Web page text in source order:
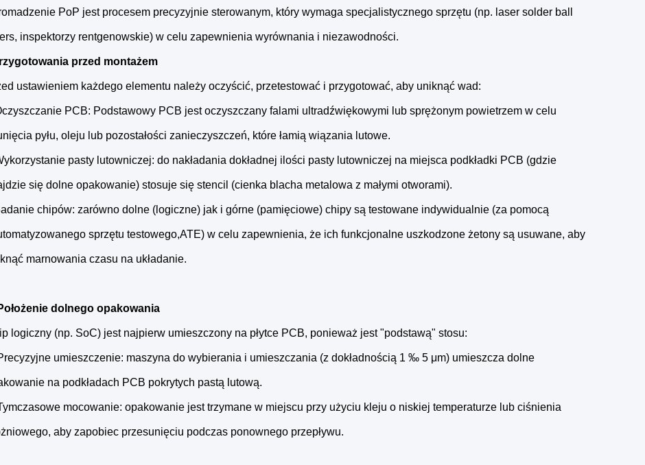
PoP jest procesem precyzyjnie sterowanym, który wymaga specjalistycznego sprzętu (np. laser solder ball
inspektorzy rentgenowskie) w celu zapewnienia wyrównania i niezawodności.
przed montażem
ustawieniem każdego elementu należy oczyścić, przetestować i przygotować, aby uniknąć wad:
PCB: Podstawowy PCB jest oczyszczany falami ultradźwiękowymi lub sprężonym powietrzem w celu
pyłu, oleju lub pozostałości zanieczyszczeń, które łamią wiązania lutowe.
pasty lutowniczej: do nakładania dokładnej ilości pasty lutowniczej na miejsca podkładki PCB (gdzie
się dolne opakowanie) stosuje się stencil (cienka blacha metalowa z małymi otworami).
chipów: zarówno dolne (logiczne) jak i górne (pamięciowe) chipy są testowane indywidualnie (za pomocą
sprzętu testowego,ATE) w celu zapewnienia, że ich funkcjonalne uszkodzone żetony są usuwane, aby
marnowania czasu na układanie.
dolnego opakowania
logiczny (np. SoC) jest najpierw umieszczony na płytce PCB, ponieważ jest "podstawą" stosu:
umieszczenie: maszyna do wybierania i umieszczania (z dokładnością 1 ‰ 5 μm) umieszcza dolne
na podkładach PCB pokrytych pastą lutową.
mocowanie: opakowanie jest trzymane w miejscu przy użyciu kleju o niskiej temperaturze lub ciśnienia
aby zapobiec przesunięciu podczas ponownego przepływu.